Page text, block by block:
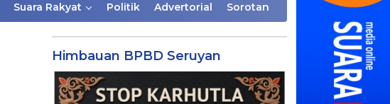
Suara Rakyat Politik Advertorial Sorotan
Himbauan BPBD Seruyan